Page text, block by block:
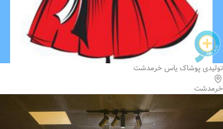
تولیدی پوشاک یاس خرمدشت
خرمدشت